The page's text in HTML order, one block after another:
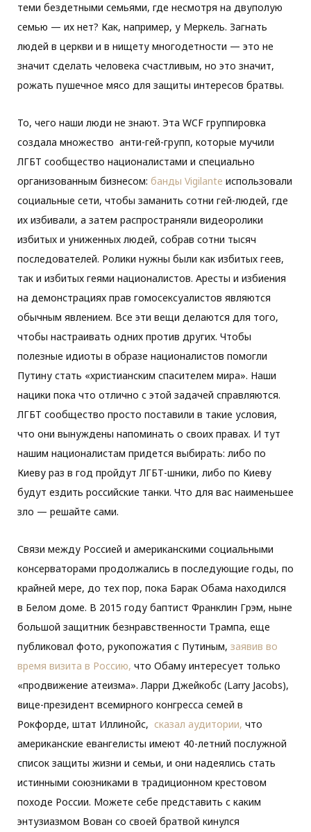
теми бездетными семьями, где несмотря на двуполую
семью — их нет? Как, например, у Меркель. Загнать
людей в церкви и в нищету многодетности — это не
значит сделать человека счастливым, но это значит,
рожать пушечное мясо для защиты интересов братвы.
То, чего наши люди не знают. Эта WCF группировка
создала множество анти-гей-групп, которые мучили
ЛГБТ сообщество националистами и специально
организованным бизнесом: банды Vigilante использовали
социальные сети, чтобы заманить сотни гей-людей, где
их избивали, а затем распространяли видеоролики
избитых и униженных людей, собрав сотни тысяч
последователей. Ролики нужны были как избитых геев,
так и избитых геями националистов. Аресты и избиения
на демонстрациях прав гомосексуалистов являются
обычным явлением. Все эти вещи делаются для того,
чтобы настраивать одних против других. Чтобы
полезные идиоты в образе националистов помогли
Путину стать «христианским спасителем мира». Наши
нацики пока что отлично с этой задачей справляются.
ЛГБТ сообщество просто поставили в такие условия,
что они вынуждены напоминать о своих правах. И тут
нашим националистам придется выбирать: либо по
Киеву раз в год пройдут ЛГБТ-шники, либо по Киеву
будут ездить российские танки. Что для вас наименьшее
зло — решайте сами.
Связи между Россией и американскими социальными
консерваторами продолжались в последующие годы, по
крайней мере, до тех пор, пока Барак Обама находился
в Белом доме. В 2015 году баптист Франклин Грэм, ныне
большой защитник безнравственности Трампа, еще
публиковал фото, рукопожатия с Путиным, заявив во
время визита в Россию, что Обаму интересует только
«продвижение атеизма». Ларри Джейкобс (Larry Jacobs),
вице-президент всемирного конгресса семей в
Рокфорде, штат Иллинойс, сказал аудитории, что
американские евангелисты имеют 40-летний послужной
список защиты жизни и семьи, и они надеялись стать
истинными союзниками в традиционном крестовом
походе России. Можете себе представить с каким
энтузиазмом Вован со своей братвой кинулся